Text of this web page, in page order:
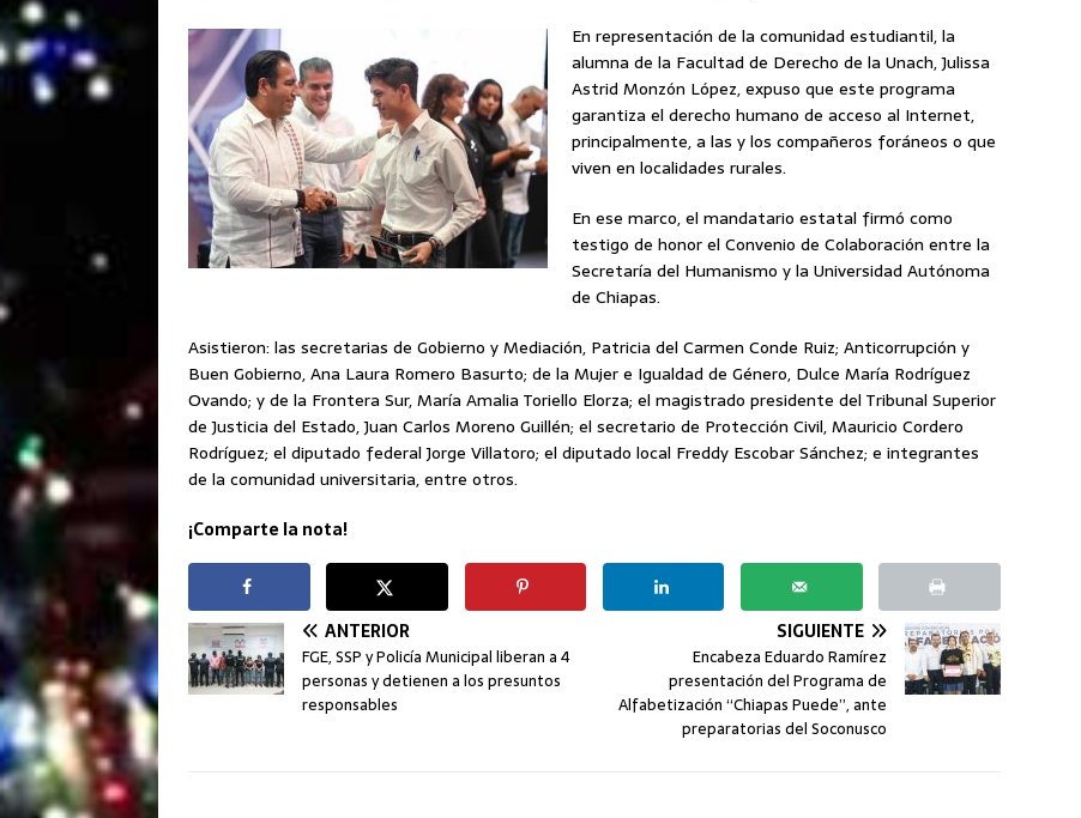
En representación de la comunidad estudiantil, la
alumna de la Facultad de Derecho de la Unach, Julissa
Astrid Monzón López, expuso que este programa
garantiza el derecho humano de acceso al Internet,
principalmente, a las y los compañeros foráneos o que
viven en localidades rurales.
En ese marco, el mandatario estatal firmó como
testigo de honor el Convenio de Colaboración entre la
Secretaría del Humanismo y la Universidad Autónoma
de Chiapas.
Asistieron: las secretarias de Gobierno y Mediación, Patricia del Carmen Conde Ruiz; Anticorrupción y
Buen Gobierno, Ana Laura Romero Basurto; de la Mujer e Igualdad de Género, Dulce María Rodríguez
Ovando; y de la Frontera Sur, María Amalia Toriello Elorza; el magistrado presidente del Tribunal Superior
de Justicia del Estado, Juan Carlos Moreno Guillén; el secretario de Protección Civil, Mauricio Cordero
Rodríguez; el diputado federal Jorge Villatoro; el diputado local Freddy Escobar Sánchez; e integrantes
de la comunidad universitaria, entre otros.
¡Comparte la nota!
ANTERIOR
FGE, SSP y Policía Municipal liberan a 4
personas y detienen a los presuntos
responsables
SIGUIENTE
Encabeza Eduardo Ramírez
presentación del Programa de
Alfabetización “Chiapas Puede”, ante
preparatorias del Soconusco